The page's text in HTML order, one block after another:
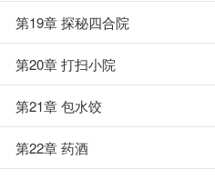
第19章 探秘四合院
第20章 打扫小院
第21章 包水饺
第22章 药酒